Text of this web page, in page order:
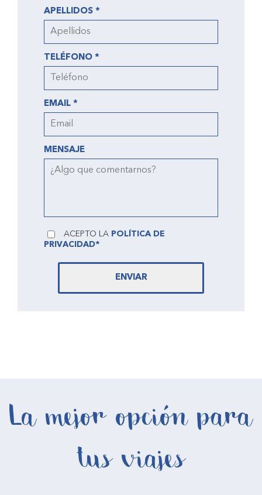
APELLIDOS *
TELÉFONO *
EMAIL *
MENSAJE
ACEPTO LA POLÍTICA DE
PRIVACIDAD*
ENVIAR
La mejor opción para
tus viajes